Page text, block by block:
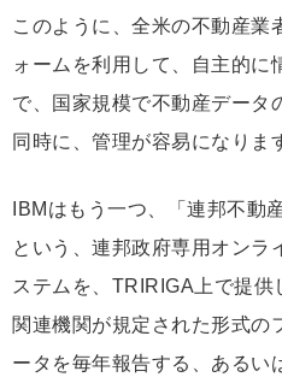
このように、全米の不動産業
ォームを利用して、自主的に
で、国家規模で不動産データ
同時に、管理が容易になりま
IBMはもう一つ、「連邦不動
という、連邦政府専用オンラ
ステムを、TRIRIGA上で提
関連機関が規定された形式の
ータを毎年報告する、あるい